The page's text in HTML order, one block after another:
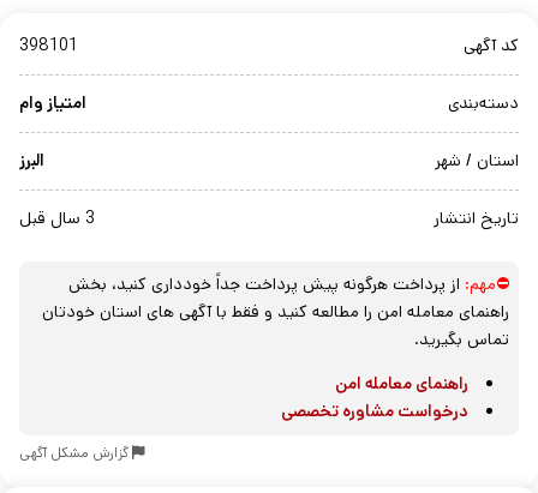
کد آگهی 398101
دسته‌بندی امتیاز وام
استان / شهر البرز
تاریخ انتشار 3 سال قبل
⛔مهم: از پرداخت هرگونه پیش پرداخت جداً خودداری کنید، بخش
راهنمای معامله امن را مطالعه کنید و فقط با آگهی های استان خودتان
تماس بگیرید.
راهنمای معامله امن
درخواست مشاوره تخصصی
گزارش مشکل آگهی